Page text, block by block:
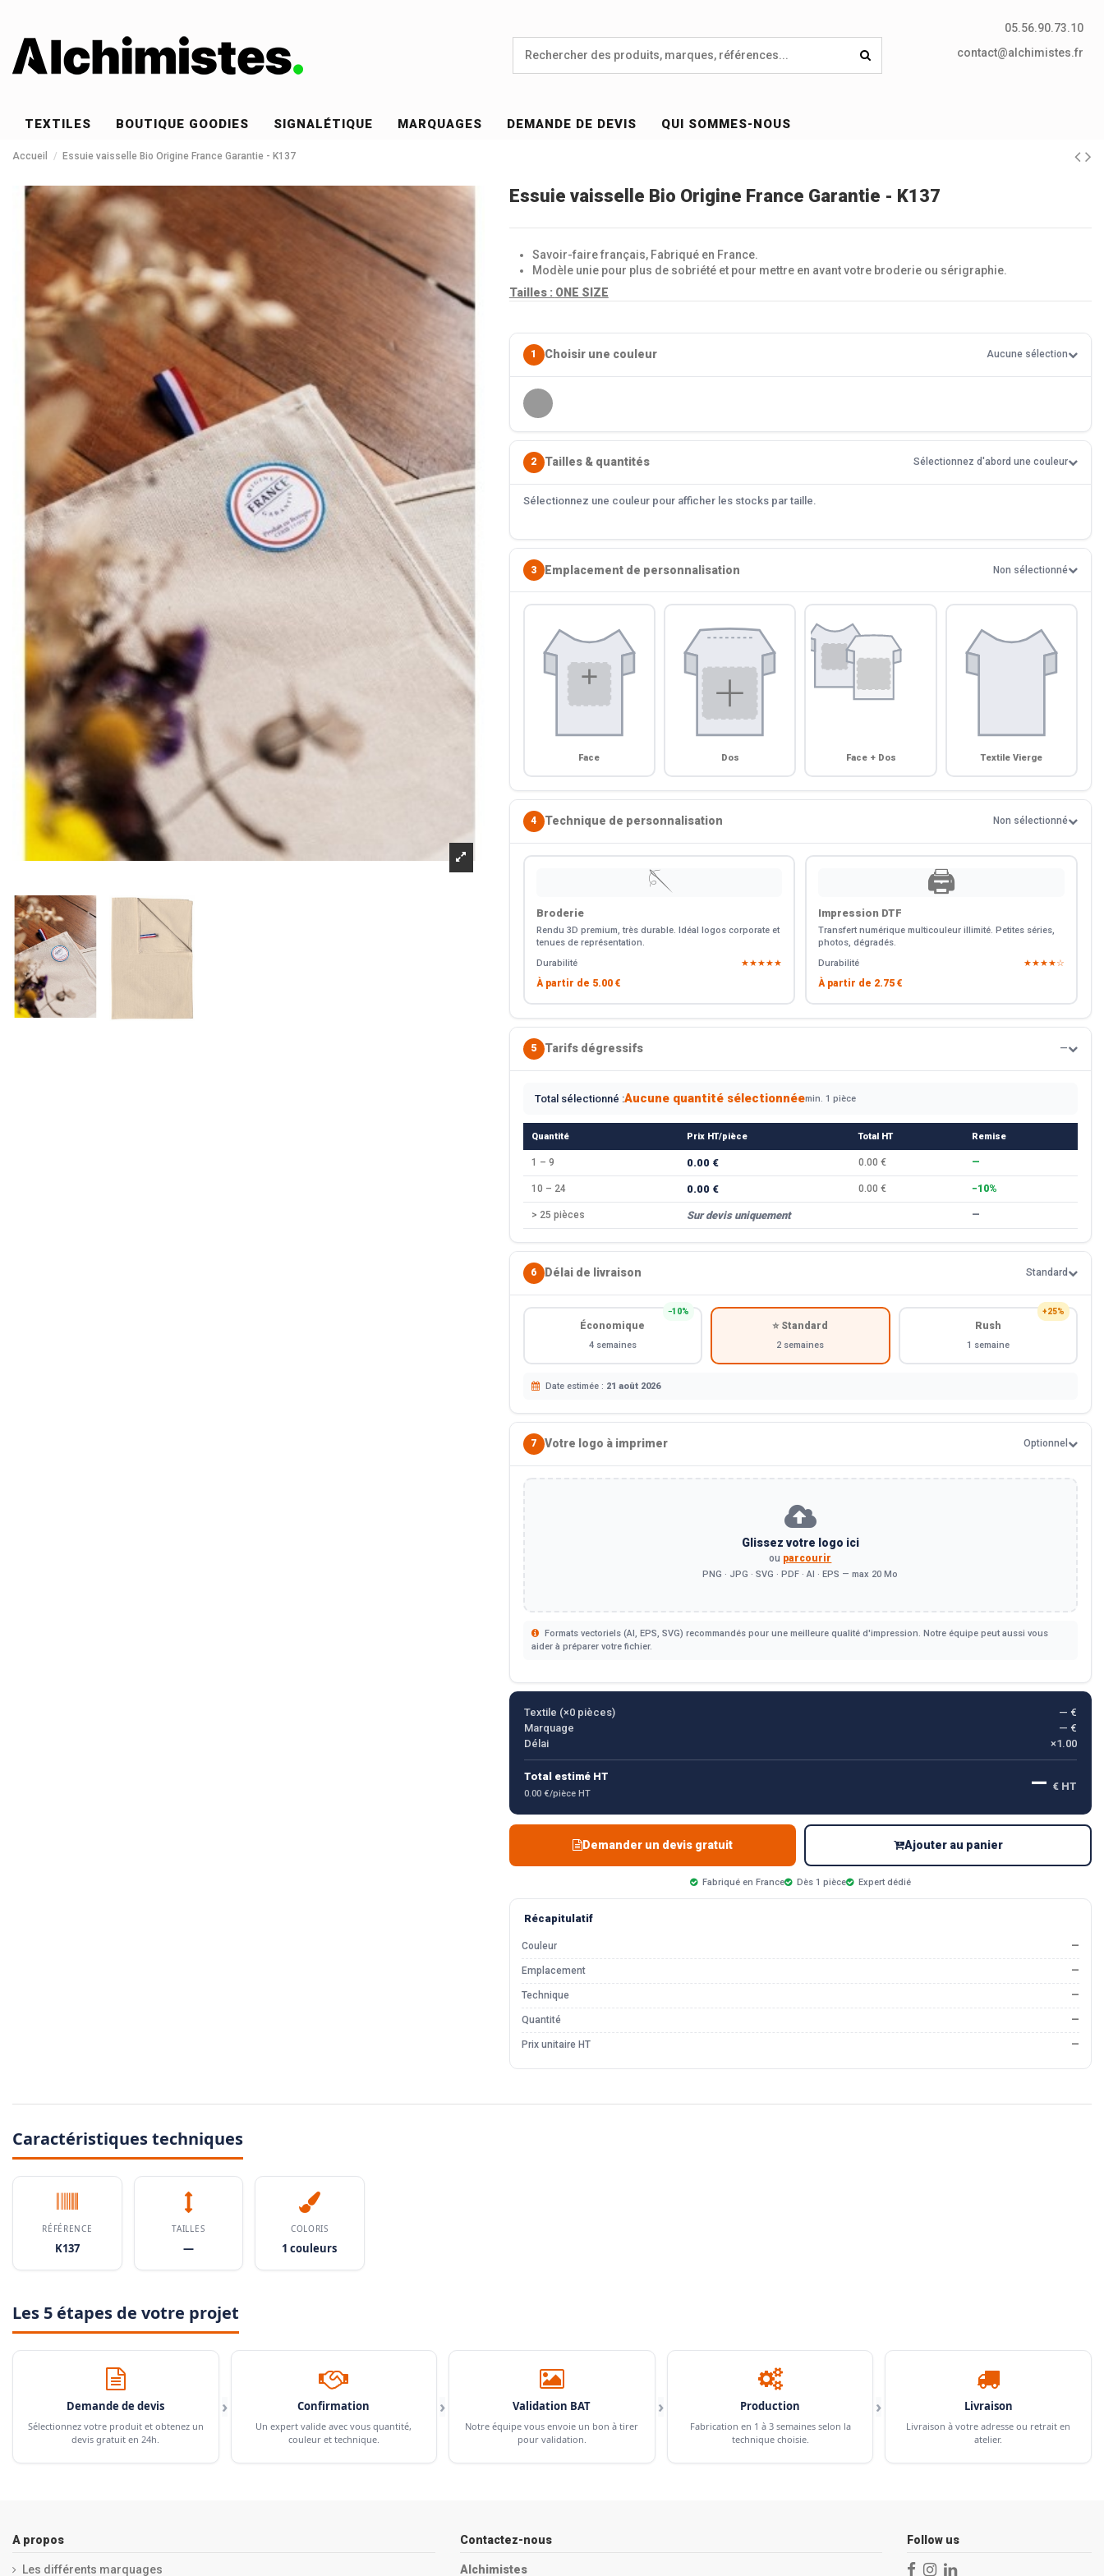
05.56.90.73.10
contact@alchimistes.fr
TEXTILES BOUTIQUE GOODIES SIGNALÉTIQUE MARQUAGES DEMANDE DE DEVIS QUI SOMMES-NOUS
Accueil Essuie vaisselle Bio Origine France Garantie - K137
Essuie vaisselle Bio Origine France Garantie - K137
Savoir-faire français, Fabriqué en France.
Modèle unie pour plus de sobriété et pour mettre en avant votre broderie ou sérigraphie.
Tailles : ONE SIZE
1 Choisir une couleur Aucune sélection
2 Tailles & quantités Sélectionnez d'abord une couleur
Sélectionnez une couleur pour afficher les stocks par taille.
3 Emplacement de personnalisation Non sélectionné
Face Dos Face + Dos Textile Vierge
4 Technique de personnalisation Non sélectionné
🪡
Broderie
Rendu 3D premium, très durable. Idéal logos corporate et
tenues de représentation.
Durabilité
★★★★★
À partir de 5.00 €
🖨️
Impression DTF
Transfert numérique multicouleur illimité. Petites séries,
photos, dégradés.
Durabilité
★★★★☆
À partir de 2.75 €
5 Tarifs dégressifs —
Total sélectionné :Aucune quantité sélectionnéemin. 1 pièce
Quantité Prix HT/pièce Total HT Remise
1 – 9 0.00 € 0.00 € —
10 – 24 0.00 € 0.00 € −10%
> 25 pièces Sur devis uniquement —
6 Délai de livraison Standard
−10%
Économique
4 semaines
⭐ Standard
2 semaines
+25%
Rush
1 semaine
Date estimée : 21 août 2026
7 Votre logo à imprimer Optionnel
Glissez votre logo ici
ou parcourir
PNG · JPG · SVG · PDF · AI · EPS — max 20 Mo
Formats vectoriels (AI, EPS, SVG) recommandés pour une meilleure qualité d'impression. Notre équipe peut aussi vous
aider à préparer votre fichier.
Textile (×0pièces)
— €
Marquage
— €
Délai
×1.00
Total estimé HT
0.00 €/pièce HT — € HT
Demander un devis gratuit Ajouter au panier
Fabriqué en France Dès 1 pièce Expert dédié
Récapitulatif
Couleur —
Emplacement —
Technique —
Quantité —
Prix unitaire HT —
Caractéristiques techniques
RÉFÉRENCE
K137
TAILLES
—
COLORIS
1 couleurs
Les 5 étapes de votre projet
Demande de devis
Sélectionnez votre produit et obtenez un
devis gratuit en 24h.
› Confirmation
Un expert valide avec vous quantité,
couleur et technique.
› Validation BAT
Notre équipe vous envoie un bon à tirer
pour validation.
› Production
Fabrication en 1 à 3 semaines selon la
technique choisie.
› Livraison
Livraison à votre adresse ou retrait en
atelier.
A propos
Les différents marquages
Contactez-nous
Alchimistes
Follow us